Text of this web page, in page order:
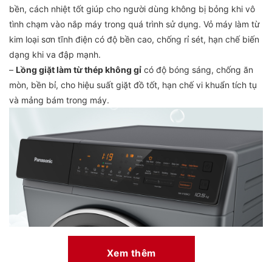
bền, cách nhiệt tốt giúp cho người dùng không bị bỏng khi vô
tình chạm vào nắp máy trong quá trình sử dụng. Vỏ máy làm từ
kim loại sơn tĩnh điện có độ bền cao, chống rỉ sét, hạn chế biến
dạng khi va đập mạnh.
– Lồng giặt làm từ thép không gỉ có độ bóng sáng, chống ăn
mòn, bền bỉ, cho hiệu suất giặt đồ tốt, hạn chế vi khuẩn tích tụ
và mảng bám trong máy.
*Hình ảnh chỉ mang tính chất minh họa
Xem thêm